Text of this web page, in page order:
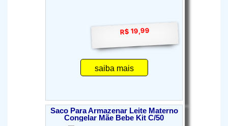
R$ 19,99
saiba mais
Saco Para Armazenar Leite Materno
Congelar Mãe Bebe Kit C/50